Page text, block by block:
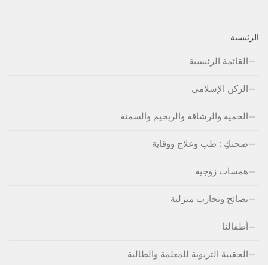
الرئيسية
القائمة الرئيسية
الركن الإسلامي
الحمية والرشاقة والريجيم والسمنة
صحتكِ : طب وعلاج ووقاية
همسات زوجية
نصائح وتجارب منزلية
أطفالنا
الحقيبة التربوية للمعلمة والطالبة